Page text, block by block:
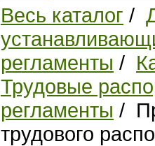
Весь каталог /
регламенты /
Трудовые
регламенты /
трудового